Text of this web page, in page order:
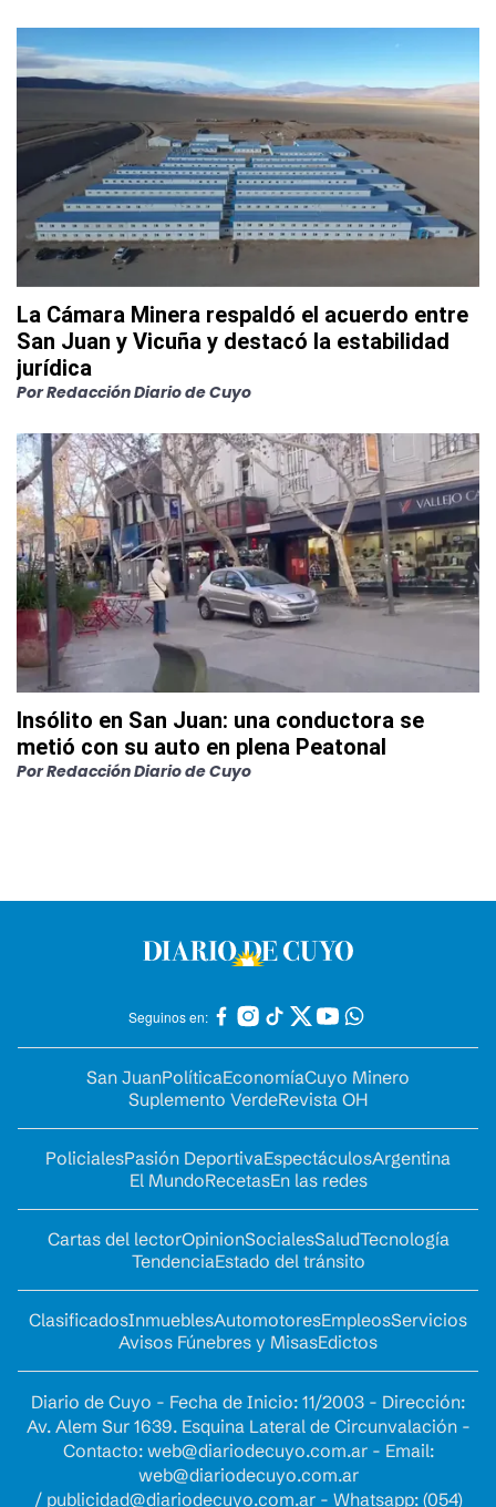
La Cámara Minera respaldó el acuerdo entre
San Juan y Vicuña y destacó la estabilidad
jurídica
PorRedacción Diario de Cuyo
Insólito en San Juan: una conductora se
metió con su auto en plena Peatonal
PorRedacción Diario de Cuyo
Seguinos en:
San JuanPolíticaEconomíaCuyo Minero
Suplemento VerdeRevista OH
PolicialesPasión DeportivaEspectáculosArgentina
El MundoRecetasEn las redes
Cartas del lectorOpinionSocialesSaludTecnología
TendenciaEstado del tránsito
ClasificadosInmueblesAutomotoresEmpleosServicios
Avisos Fúnebres y MisasEdictos
Diario de Cuyo - Fecha de Inicio: 11/2003 - Dirección:
Av. Alem Sur 1639. Esquina Lateral de Circunvalación -
Contacto: web@diariodecuyo.com.ar- Email:
web@diariodecuyo.com.ar
/ publicidad@diariodecuyo.com.ar- Whatsapp: (054)